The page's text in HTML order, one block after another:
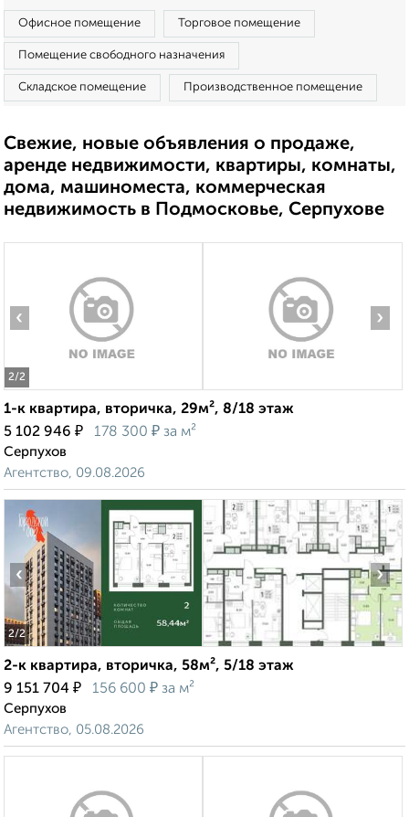
Офисное помещение Торговое помещение
Помещение свободного назначения
Складское помещение Производственное помещение
Свежие, новые объявления о продаже,
аренде недвижимости, квартиры, комнаты,
дома, машиноместа, коммерческая
недвижимость в Подмосковье, Серпухове
2/2
‹ ›
1-к квартира, вторичка, 29м², 8/18 этаж
5 102 946 ₽ 178 300 ₽ за м²
Серпухов
Агентство, 09.08.2026
2/2
‹ ›
2-к квартира, вторичка, 58м², 5/18 этаж
9 151 704 ₽ 156 600 ₽ за м²
Серпухов
Агентство, 05.08.2026